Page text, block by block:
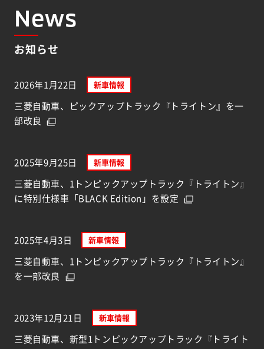
News
お知らせ
2026年1月22日 新車情報
三菱自動車、ピックアップトラック『トライトン』を一
部改良
2025年9月25日 新車情報
三菱自動車、1トンピックアップトラック『トライトン』
に特別仕様車「BLACK Edition」を設定
2025年4月3日 新車情報
三菱自動車、1トンピックアップトラック『トライトン』
を一部改良
2023年12月21日 新車情報
三菱自動車、新型1トンピックアップトラック『トライト